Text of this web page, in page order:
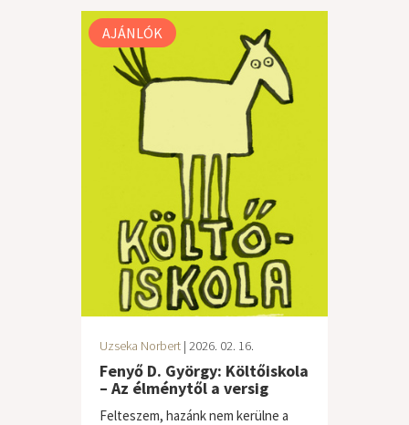
AJÁNLÓK
Uzseka Norbert | 2026. 02. 16.
Fenyő D. György: Költőiskola
– Az élménytől a versig
Felteszem, hazánk nem kerülne a